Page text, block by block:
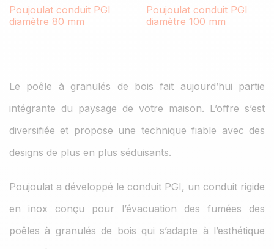
Poujoulat conduit PGI
diamètre 80 mm
Poujoulat conduit PGI
diamètre 100 mm
Le poêle à granulés de bois fait aujourd’hui partie
intégrante du paysage de votre maison. L’offre s’est
diversifiée et propose une technique fiable avec des
designs de plus en plus séduisants.
Poujoulat a développé le conduit PGI, un conduit rigide
en inox conçu pour l’évacuation des fumées des
poêles à granulés de bois qui s’adapte à l’esthétique